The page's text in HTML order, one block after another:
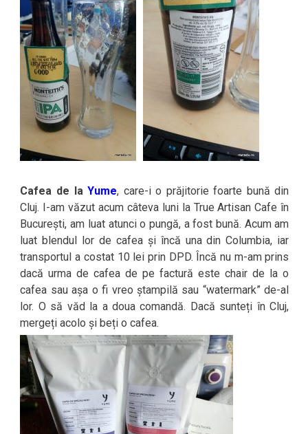
Cafea de laYume, care-i o prăjitorie foarte bună din
Cluj. I-am văzut acum câteva luni la True Artisan Cafe în
București, am luat atunci o pungă, a fost bună. Acum am
luat blendul lor de cafea și încă una din Columbia, iar
transportul a costat 10 lei prin DPD. Încă nu m-am prins
dacă urma de cafea de pe factură este chair de la o
cafea sau așa o fi vreo ștampilă sau “watermark” de-al
lor. O să văd la a doua comandă. Dacă sunteți în Cluj,
mergeți acolo și beți o cafea.